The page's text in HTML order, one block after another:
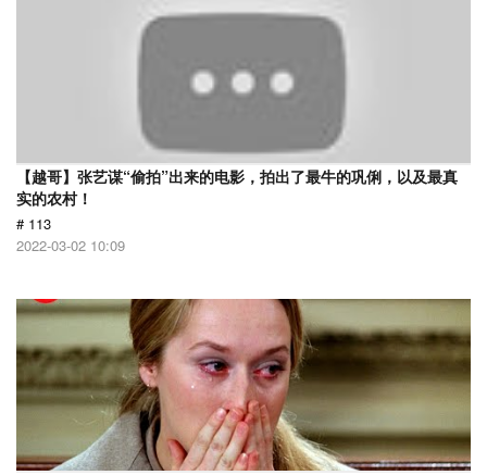
【越哥】张艺谋“偷拍”出来的电影，拍出了最牛的巩俐，以及最真
实的农村！
# 113
2022-03-02 10:09